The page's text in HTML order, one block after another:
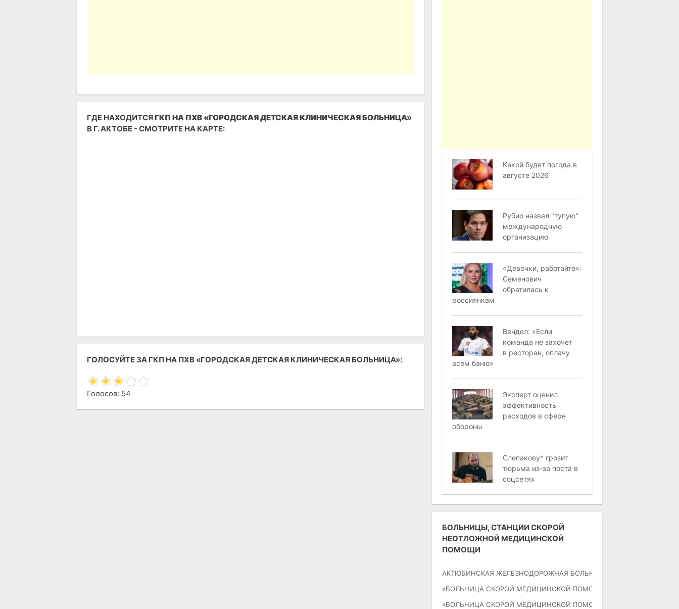
ГДЕ НАХОДИТСЯГКП НА ПХВ «ГОРОДСКАЯ ДЕТСКАЯ КЛИНИЧЕСКАЯ БОЛЬНИЦА»
В Г. АКТОБЕ - СМОТРИТЕ НА КАРТЕ:
ГОЛОСУЙТЕ ЗА ГКП НА ПХВ «ГОРОДСКАЯ ДЕТСКАЯ КЛИНИЧЕСКАЯ БОЛЬНИЦА»:
Голосов: 54
Какой будет погода в
августе 2026
Рубио назвал "тупую"
международную
организацию
«Девочки, работайте»:
Семенович
обратилась к
россиянкам
Вендел: «Если
команда не захочет
в ресторан, оплачу
всем баню»
Эксперт оценил
эффективность
расходов в сфере
обороны
Слепакову* грозит
тюрьма из-за поста в
соцсетях
БОЛЬНИЦЫ, СТАНЦИИ СКОРОЙ
НЕОТЛОЖНОЙ МЕДИЦИНСКОЙ
ПОМОЩИ
АКТЮБИНСКАЯ ЖЕЛЕЗНОДОРОЖНАЯ БОЛЬНИЦА
«БОЛЬНИЦА СКОРОЙ МЕДИЦИНСКОЙ ПОМОЩИ», приемное
«БОЛЬНИЦА СКОРОЙ МЕДИЦИНСКОЙ ПОМОЩИ», лечебно-